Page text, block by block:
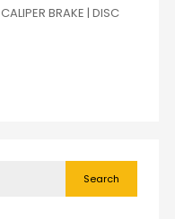
CALIPER BRAKE | DISC
Search